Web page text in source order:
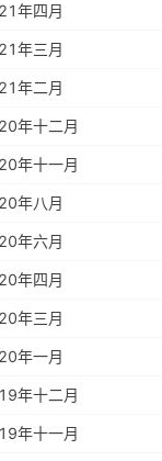
年四月
年三月
年二月
年十二月
年十一月
年八月
年六月
年四月
年三月
年一月
年十二月
年十一月